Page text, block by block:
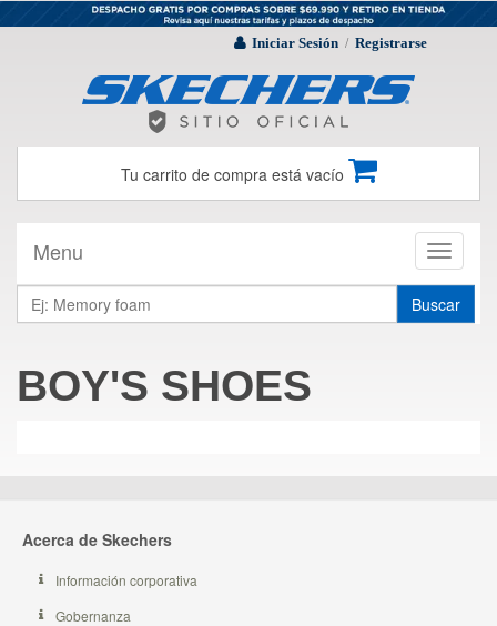
Iniciar Sesión / Registrarse
Tu carrito de compra está vacío
Toggle
Menu
Buscar
BOY'S SHOES
Acerca de Skechers
Información corporativa
Gobernanza